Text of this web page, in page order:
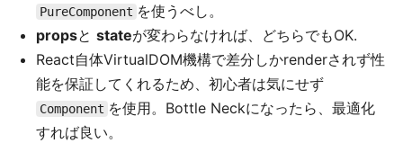
PureComponent を使うべし。
propsと stateが変わらなければ、どちらでもOK.
React自体VirtualDOM機構で差分しかrenderされず性
能を保証してくれるため、初心者は気にせず
Component を使用。Bottle Neckになったら、最適化
すれば良い。